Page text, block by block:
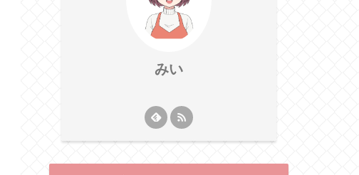
みい